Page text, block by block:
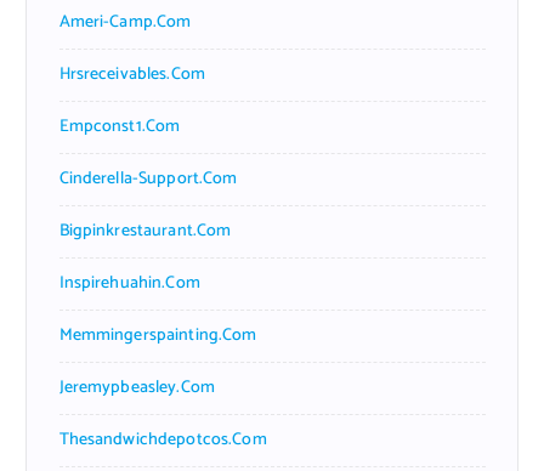
Ameri-Camp.com
Hrsreceivables.com
Empconst1.com
Cinderella-Support.com
Bigpinkrestaurant.com
Inspirehuahin.com
Memmingerspainting.com
Jeremypbeasley.com
Thesandwichdepotcos.com